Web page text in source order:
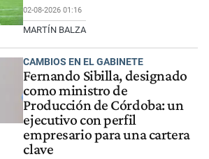
02-08-2026 01:16
MARTÍN BALZA
CAMBIOS EN EL GABINETE
Fernando Sibilla, designado
como ministro de
Producción de Córdoba: un
ejecutivo con perfil
empresario para una cartera
clave